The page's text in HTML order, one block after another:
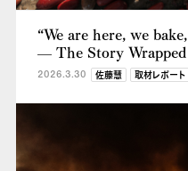
“We are here, we
— The Story Wrapped
2026.3.30 佐藤慧 取材レポート